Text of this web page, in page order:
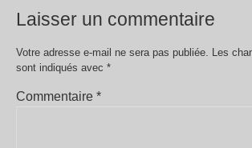
Laisser un commentaire
Votre adresse e-mail ne sera pas publiée. Les
sont indiqués avec *
Commentaire *